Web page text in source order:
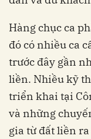
Hàng chục ca
đó có nhiều ca
trước đây gần
liền. Nhiều kỹ
triển khai tại
và những
gia từ đất liền ra